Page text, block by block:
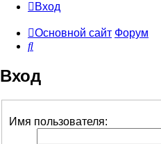
Вход
Основной сайт Форум
Поиск
Вход
Имя пользователя: